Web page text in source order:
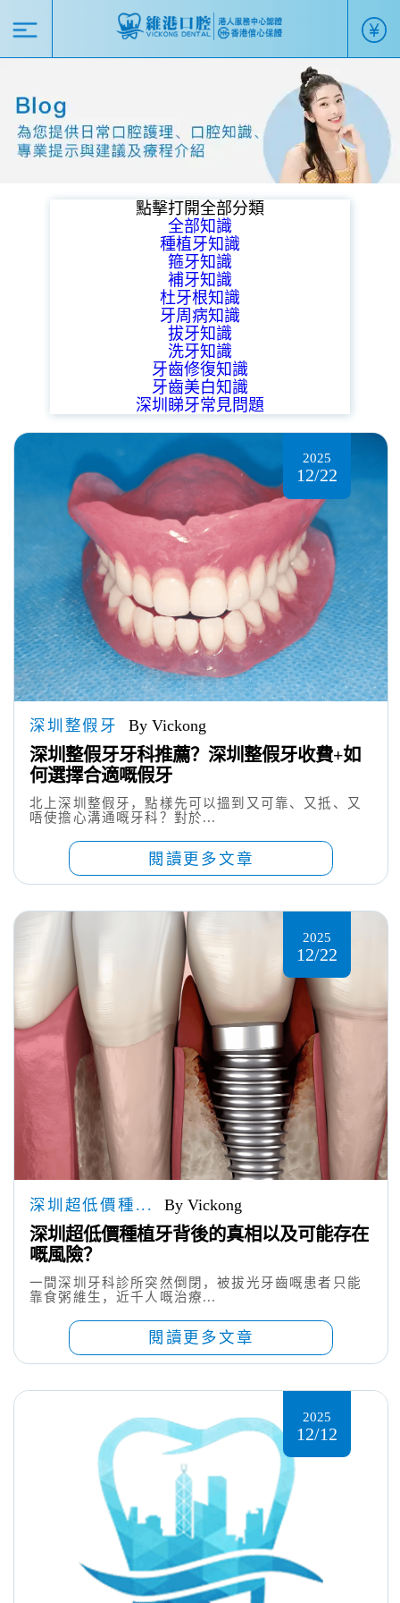
點擊打開全部分類
全部知識
種植牙知識
箍牙知識
補牙知識
杜牙根知識
牙周病知識
拔牙知識
洗牙知識
牙齒修復知識
牙齒美白知識
深圳睇牙常見問題
2025
12/22
深圳整假牙 By Vickong
深圳整假牙牙科推薦？深圳整假牙收費+如
何選擇合適嘅假牙
北上深圳整假牙，點樣先可以搵到又可靠、又抵、又
唔使擔心溝通嘅牙科？對於...
閱讀更多文章
2025
12/22
深圳超低價種... By Vickong
深圳超低價種植牙背後的真相以及可能存在
嘅風險？
一間深圳牙科診所突然倒閉，被拔光牙齒嘅患者只能
靠食粥維生，近千人嘅治療...
閱讀更多文章
2025
12/12